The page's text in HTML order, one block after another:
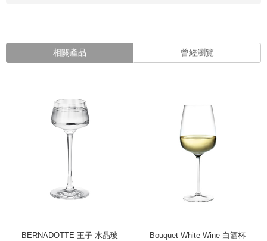
相關產品 曾經瀏覽
BERNADOTTE 王子 水晶玻
Bouquet White Wine 白酒杯